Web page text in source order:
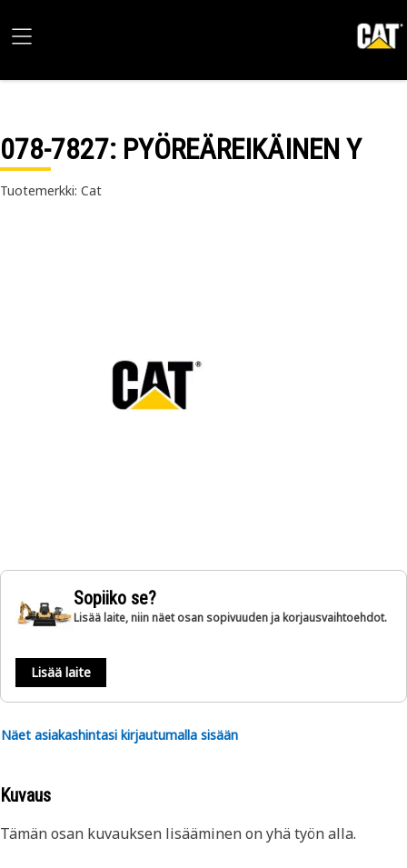
078-7827: PYÖREÄREIKÄINEN Y
Tuotemerkki: Cat
Sopiiko se?
Lisää laite, niin näet osan sopivuuden ja korjausvaihtoehdot.
Lisää laite
Näet asiakashintasi kirjautumalla sisään
Kuvaus
Tämän osan kuvauksen lisääminen on yhä työn alla.